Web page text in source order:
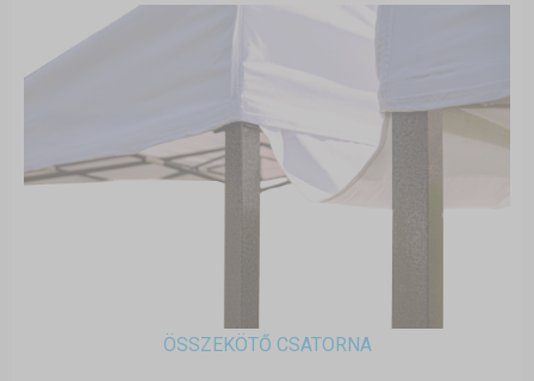
ÖSSZEKÖTŐ CSATORNA